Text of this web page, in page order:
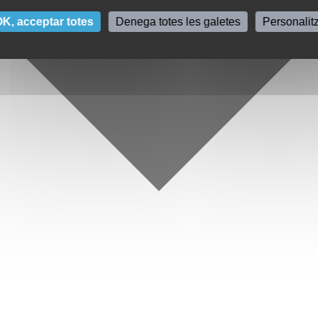
acceptar totes Denega totes les galetes